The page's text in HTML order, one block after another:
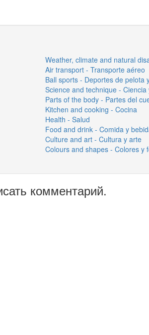
Weather, climate and natural
Air transport - Transporte aéreo
Ball sports - Deportes de pelota
Science and technique - Ciencia
Parts of the body - Partes del
Kitchen and cooking - Cocina
Health - Salud
Food and drink - Comida y
Culture and art - Cultura y arte
Colours and shapes - Colores y
комментарий.